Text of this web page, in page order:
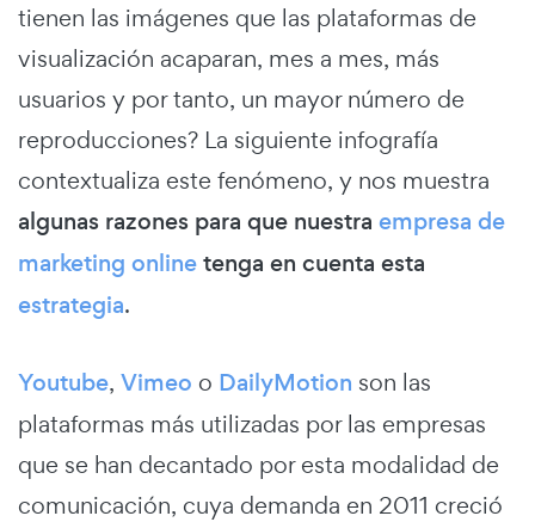
tienen las imágenes que las plataformas de
visualización acaparan, mes a mes, más
usuarios y por tanto, un mayor número de
reproducciones? La siguiente infografía
contextualiza este fenómeno, y nos muestra
algunas razones para que nuestra empresa de
marketing onlinetenga en cuenta esta
estrategia.
Youtube, Vimeo o DailyMotion son las
plataformas más utilizadas por las empresas
que se han decantado por esta modalidad de
comunicación, cuya demanda en 2011 creció